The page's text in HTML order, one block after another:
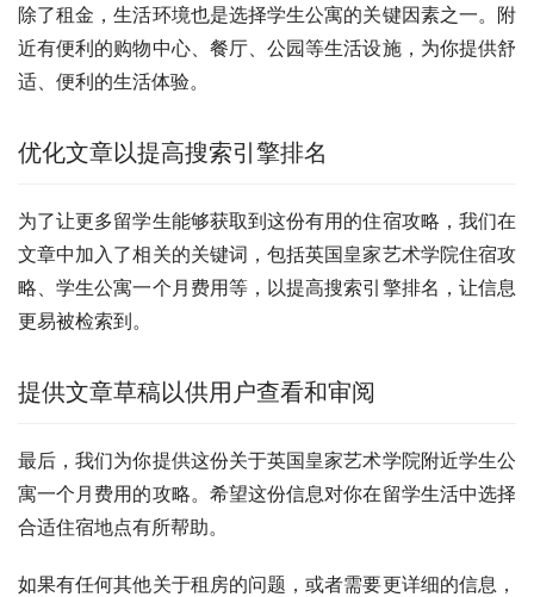
除了租金，生活环境也是选择学生公寓的关键因素之一。附
近有便利的购物中心、餐厅、公园等生活设施，为你提供舒
适、便利的生活体验。
优化文章以提高搜索引擎排名
为了让更多留学生能够获取到这份有用的住宿攻略，我们在
文章中加入了相关的关键词，包括英国皇家艺术学院住宿攻
略、学生公寓一个月费用等，以提高搜索引擎排名，让信息
更易被检索到。
提供文章草稿以供用户查看和审阅
最后，我们为你提供这份关于英国皇家艺术学院附近学生公
寓一个月费用的攻略。希望这份信息对你在留学生活中选择
合适住宿地点有所帮助。
如果有任何其他关于租房的问题，或者需要更详细的信息，